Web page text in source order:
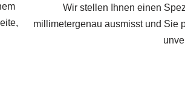
Wir stellen Ihnen einen
millimetergenau ausmisst und Sie